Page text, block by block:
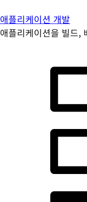
애플리케이션 개발
애플리케이션을 빌드,